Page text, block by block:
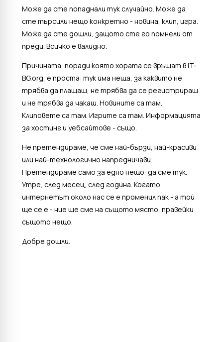
Може да сте попаднали тук случайно. Може да
сте търсили нещо конкретно - новина, клип, игра.
Може да сте дошли, защото сте го помнели от
преди. Всичко е валидно.
Причината, поради която хората се връщат в IT-
BG.org, е проста: тук има неща, за каквито не
трябва да плащаш, не трябва да се регистрираш
и не трябва да чакаш. Новините са там.
Клиповете са там. Игрите са там. Информацията
за хостинг и уебсайтове - също.
Не претендираме, че сме най-бързи, най-красиви
или най-технологично напредничави.
Претендираме само за едно нещо: да сме тук.
Утре, след месец, след година. Когато
интернетът около нас се е променил пак - а той
ще се е - ние ще сме на същото място, правейки
същото нещо.
Добре дошли.